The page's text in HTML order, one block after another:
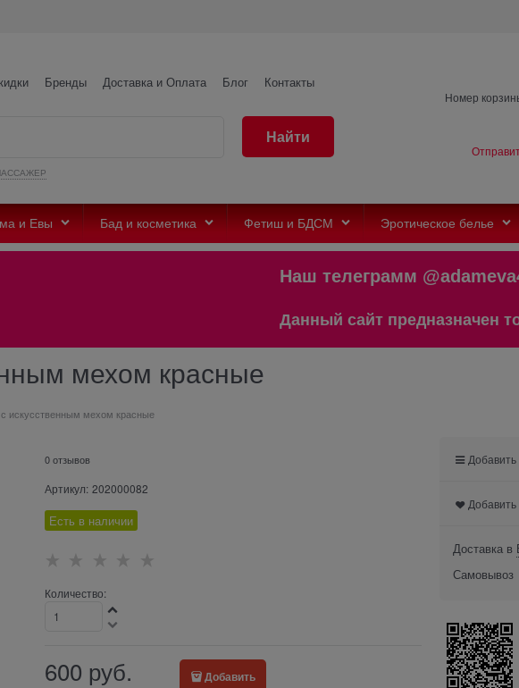
Бренды Доставка и Оплата Блог
Контакты
Найти
Номер
и Евы Бад и косметика Фетиш и БДСМ Эротическое белье
Наш телеграмм
Данный сайт предназначен
мехом красные
искусственным мехом красные
0 отзывов
Артикул: 202000082
Есть в наличии
Количество:
600 руб. Добавить
Доставка в
Самовывоз